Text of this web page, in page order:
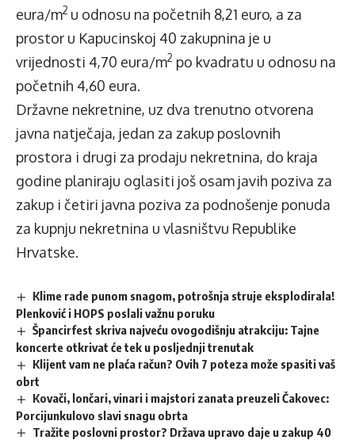
eura/m2 u odnosu na početnih 8,21 euro, a za
prostor u Kapucinskoj 40 zakupnina je u
vrijednosti 4,70 eura/m2 po kvadratu u odnosu na
početnih 4,60 eura.
Državne nekretnine, uz dva trenutno otvorena
javna natječaja, jedan za zakup poslovnih
prostora i drugi za prodaju nekretnina, do kraja
godine planiraju oglasiti još osam javih poziva za
zakup i četiri javna poziva za podnošenje ponuda
za kupnju nekretnina u vlasništvu Republike
Hrvatske.
Klime rade punom snagom, potrošnja struje eksplodirala!
Plenković i HOPS poslali važnu poruku
Špancirfest skriva najveću ovogodišnju atrakciju: Tajne
koncerte otkrivat će tek u posljednji trenutak
Klijent vam ne plaća račun? Ovih 7 poteza može spasiti vaš
obrt
Kovači, lončari, vinari i majstori zanata preuzeli Čakovec:
Porcijunkulovo slavi snagu obrta
Tražite poslovni prostor? Država upravo daje u zakup 40